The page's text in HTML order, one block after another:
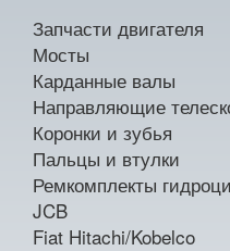
Запчасти двигателя
Мосты
Карданные валы
Направляющие
Коронки и зубья
Пальцы и втулки
Ремкомплекты
JCB
Fiat Hitachi/Kobelco